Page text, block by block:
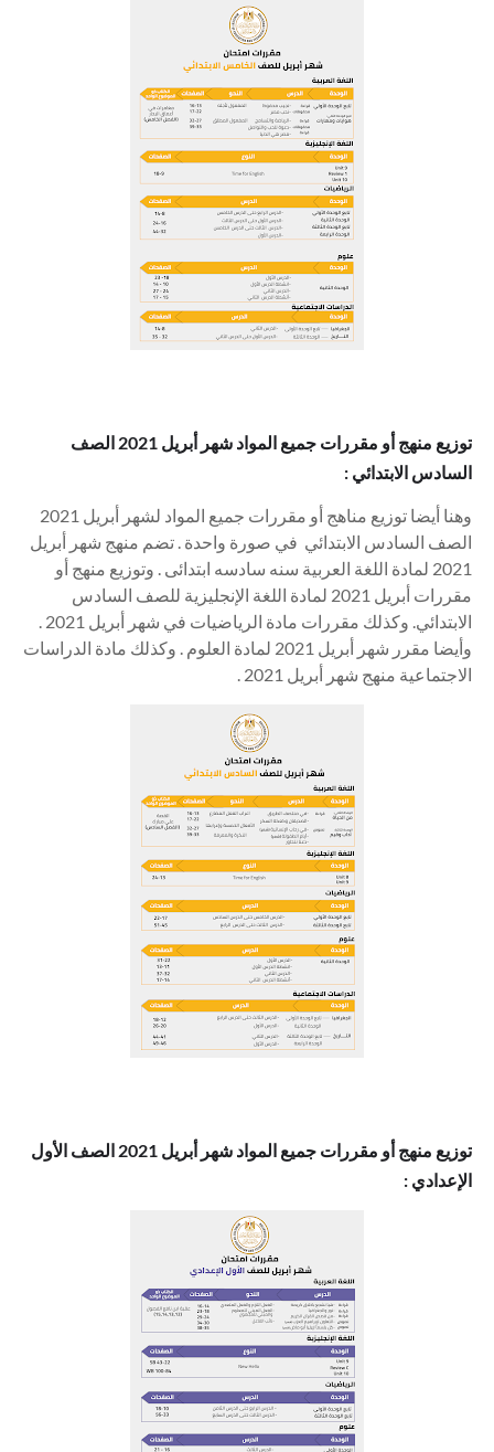
توزيع منهج أو مقررات جميع المواد شهر أبريل 2021 الصف
السادس الابتدائي :
وهنا أيضا توزيع مناهج أو
مقررات جميع المواد لشهر أبريل 2021
الصف السادس الابتدائي في صورة واحدة . تضم منهج شهر أبريل
2021 لمادة اللغة العربية سنه سادسه ابتدائى . وتوزيع منهج أو
مقررات أبريل 2021 لمادة اللغة الإنجليزية للصف السادس
الابتدائي. وكذلك مقررات مادة الرياضيات في شهر أبريل 2021 .
وأيضا مقرر شهر أبريل 2021 لمادة العلوم . وكذلك مادة الدراسات
الاجتماعية منهج شهر أبريل 2021 .
توزيع منهج أو مقررات جميع المواد شهر أبريل 2021 الصف الأول
الإعدادي :